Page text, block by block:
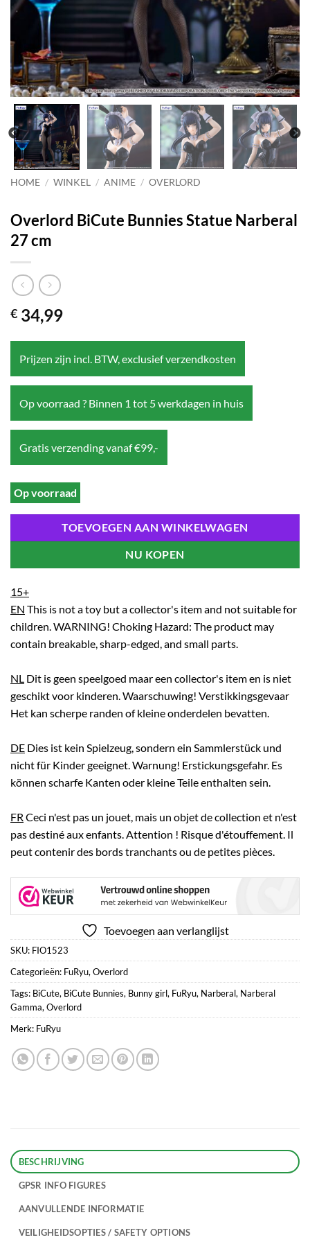
HOME / WINKEL / ANIME / OVERLORD
Overlord BiCute Bunnies Statue Narberal
27 cm
€ 34,99
Prijzen zijn incl. BTW, exclusief verzendkosten
Op voorraad ? Binnen 1 tot 5 werkdagen in huis
Gratis verzending vanaf €99,-
Op voorraad
TOEVOEGEN AAN WINKELWAGEN
NU KOPEN
15+
EN This is not a toy but a collector's item and not suitable for
children. WARNING! Choking Hazard: The product may
contain breakable, sharp-edged, and small parts.
NL Dit is geen speelgoed maar een collector's item en is niet
geschikt voor kinderen. Waarschuwing! Verstikkingsgevaar
Het kan scherpe randen of kleine onderdelen bevatten.
DE Dies ist kein Spielzeug, sondern ein Sammlerstück und
nicht für Kinder geeignet. Warnung! Erstickungsgefahr. Es
können scharfe Kanten oder kleine Teile enthalten sein.
FR Ceci n'est pas un jouet, mais un objet de collection et n'est
pas destiné aux enfants. Attention ! Risque d'étouffement. Il
peut contenir des bords tranchants ou de petites pièces.
Toevoegen aan verlanglijst
SKU: FIO1523
Categorieën: FuRyu, Overlord
Tags: BiCute, BiCute Bunnies, Bunny girl, FuRyu, Narberal, Narberal
Gamma, Overlord
Merk: FuRyu
BESCHRIJVING
GPSR INFO FIGURES
AANVULLENDE INFORMATIE
VEILIGHEIDSOPTIES / SAFETY OPTIONS